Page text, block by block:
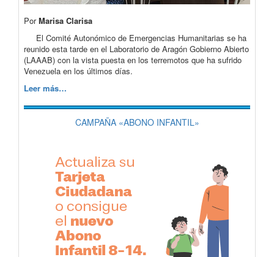
PorMarisa Clarisa
El Comité Autonómico de Emergencias Humanitarias se ha
reunido esta tarde en el Laboratorio de Aragón Gobierno Abierto
(LAAAB) con la vista puesta en los terremotos que ha sufrido
Venezuela en los últimos días.
Leer más…
CAMPAÑA «ABONO INFANTIL»